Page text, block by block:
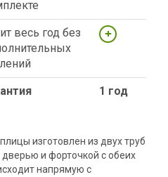
весь год без
1 год
изготовлен из двух труб
и форточкой с обеих
напрямую с